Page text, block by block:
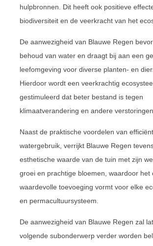
hulpbronnen. Dit heeft ook positieve
biodiversiteit en de veerkracht van het
De aanwezigheid van Blauwe Regen
behoud van water en draagt bij aan een
leefomgeving voor diverse planten- en
Hierdoor wordt een veerkrachtig
gestimuleerd dat beter bestand is tegen
klimaatverandering en andere verstoringen.
Naast de praktische voordelen van efficiënt
watergebruik, verrijkt Blauwe Regen
esthetische waarde van de tuin met zijn
groei en prachtige bloemen, waardoor het
waardevolle toevoeging vormt voor elke
en permacultuursysteem.
De aanwezigheid van Blauwe Regen zal
volgende subonderwerp verder worden